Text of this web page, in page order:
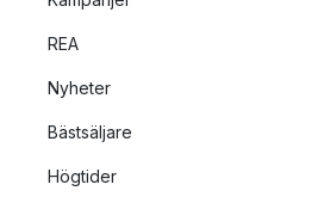
REA
Nyheter
Bästsäljare
Högtider